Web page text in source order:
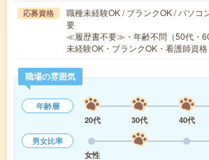
応募資格
職種未経験OK / ブランクOK / パソコ
要
≪履歴書不要≫・年齢不問（50代・
未経験OK・ブランクOK・看護師資
職場の雰囲気
年齢層
20代
30代 40代
男女比率
女性